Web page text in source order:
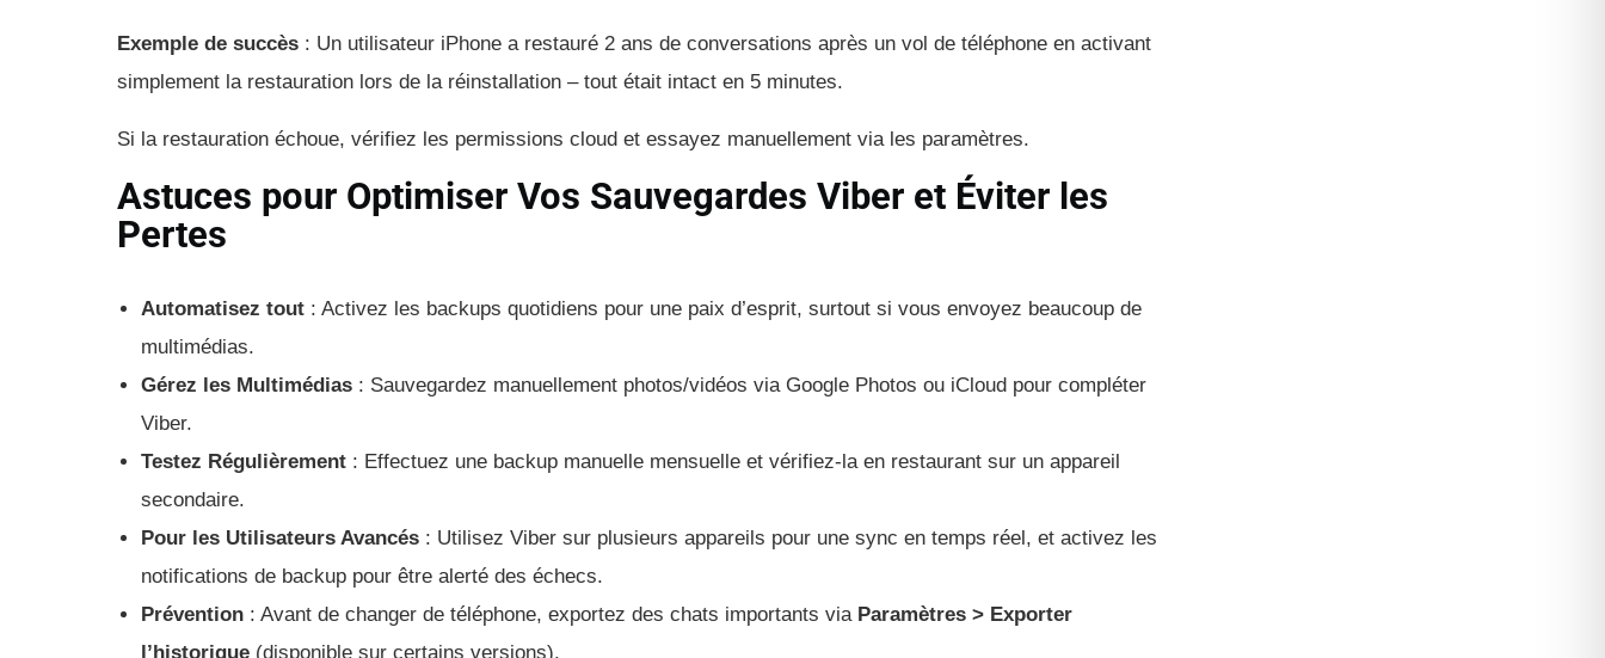
Exemple de succès : Un utilisateur iPhone a restauré 2 ans de conversations après un vol de téléphone en activant
simplement la restauration lors de la réinstallation – tout était intact en 5 minutes.
Si la restauration échoue, vérifiez les permissions cloud et essayez manuellement via les paramètres.
Astuces pour Optimiser Vos Sauvegardes Viber et Éviter les
Pertes
Automatisez tout : Activez les backups quotidiens pour une paix d’esprit, surtout si vous envoyez beaucoup de
multimédias.
Gérez les Multimédias : Sauvegardez manuellement photos/vidéos via Google Photos ou iCloud pour compléter
Viber.
Testez Régulièrement : Effectuez une backup manuelle mensuelle et vérifiez-la en restaurant sur un appareil
secondaire.
Pour les Utilisateurs Avancés : Utilisez Viber sur plusieurs appareils pour une sync en temps réel, et activez les
notifications de backup pour être alerté des échecs.
Prévention : Avant de changer de téléphone, exportez des chats importants via Paramètres > Exporter
l’historique (disponible sur certains versions).